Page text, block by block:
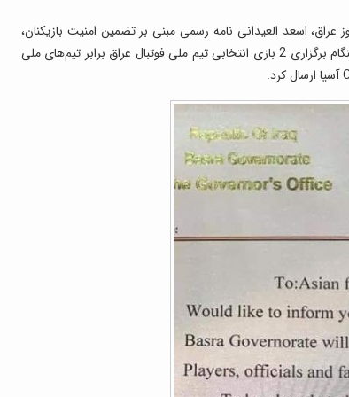
اسعد العیدانی نامه‌ رسمی مبنی بر تضمین امنیت بازیکنان،
میهمانان خارجی و هواداران فوتبال در ورزشگاه بین‌المللی این شهر هنگام برگزاری 2 بازی انتخابی تیم ملی فوتبال عراق برابر تیم‌های ملی